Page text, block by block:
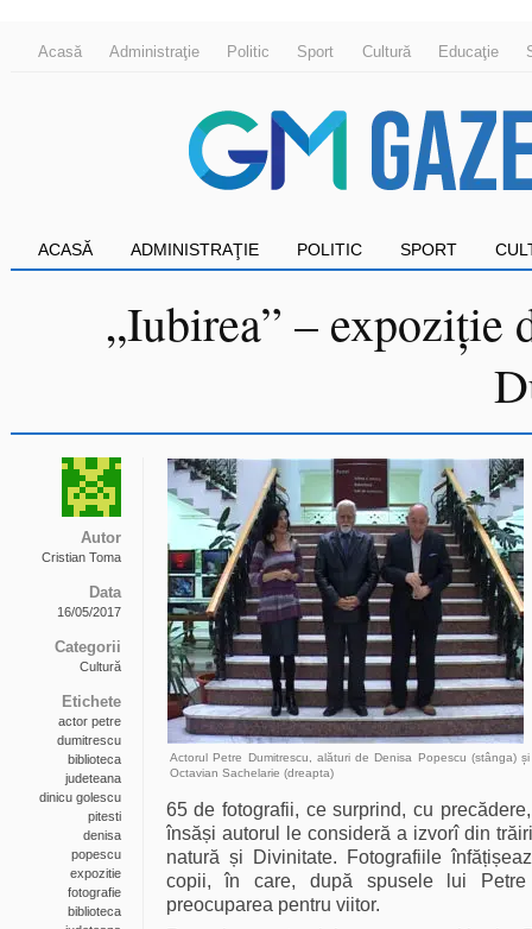
Acasă Administraţie Politic Sport Cultură Educaţie
ACASĂ ADMINISTRAŢIE POLITIC SPORT
„Iubirea” – expoziție
Autor
Cristian Toma
Data
16/05/2017
Categorii
Cultură
Etichete
actor petre
dumitrescu
biblioteca
judeteana
dinicu golescu
pitesti
denisa
popescu
expozitie
fotografie
biblioteca
Actorul Petre Dumitrescu, alături de Denisa Popescu (stânga) și
Octavian Sachelarie (dreapta)
65 de fotografii, ce surprind, cu
însăși autorul le consideră a izvorî din
natură și Divinitate. Fotografiile
copii, în care, după spusele lui Petre
preocuparea pentru viitor.